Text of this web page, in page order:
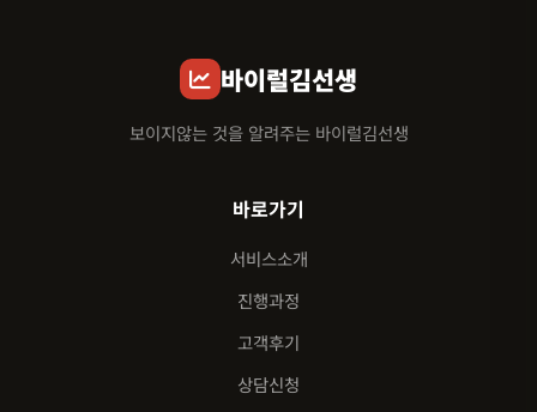
바이럴김선생
보이지않는 것을 알려주는 바이럴김선생
바로가기
서비스소개
진행과정
고객후기
상담신청